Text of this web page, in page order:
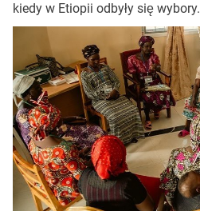
kiedy w Etiopii odbyły się wybory.